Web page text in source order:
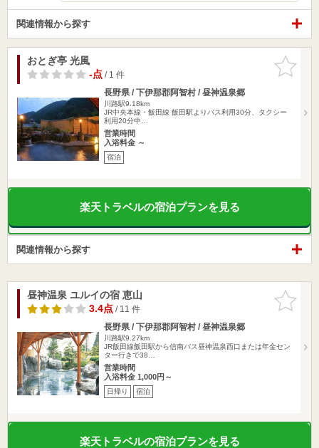
関連情報から探す
お気に入
りに追加
おとぎ亭 光風
-点/ 1 件
長野県 / 下伊那郡阿智村 / 昼神温泉郷
川路駅9.18km
JR中央本線・飯田線 飯田駅よりバス利用30分、タクシー
利用20分中…
営業時間
入浴料金 ～
宿泊
楽天トラベルの宿泊プランを見る
関連情報から探す
お気に入
りに追加
昼神温泉 ユルイの宿 恵山
3.4点/ 11 件
長野県 / 下伊那郡阿智村 / 昼神温泉郷
川路駅9.27km
JR飯田線飯田駅から信南バス昼神温泉西口または年金セン
ター行きで38…
営業時間
入浴料金 1,000円～
日帰り 宿泊
楽天トラベルの宿泊プランを見る